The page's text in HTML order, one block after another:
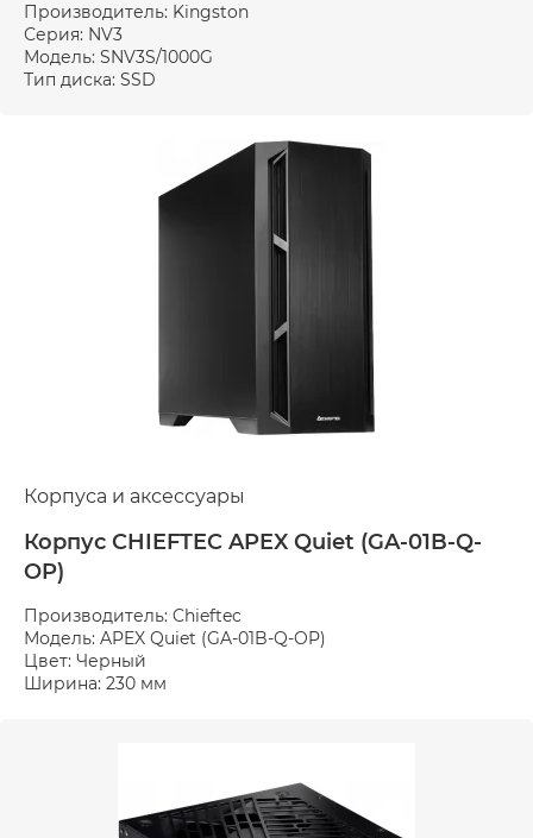
Производитель: Kingston
Серия: NV3
Модель: SNV3S/1000G
Тип диска: SSD
Корпуса и аксессуары
Корпус CHIEFTEC APEX Quiet (GA-01B-Q-
OP)
Производитель: Chieftec
Модель: APEX Quiet (GA-01B-Q-OP)
Цвет: Черный
Ширина: 230 мм